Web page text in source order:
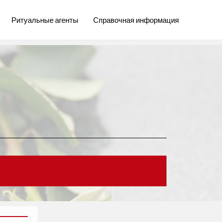
Ритуальные агенты Справочная информация